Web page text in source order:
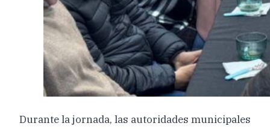
Durante la jornada, las autoridades municipales